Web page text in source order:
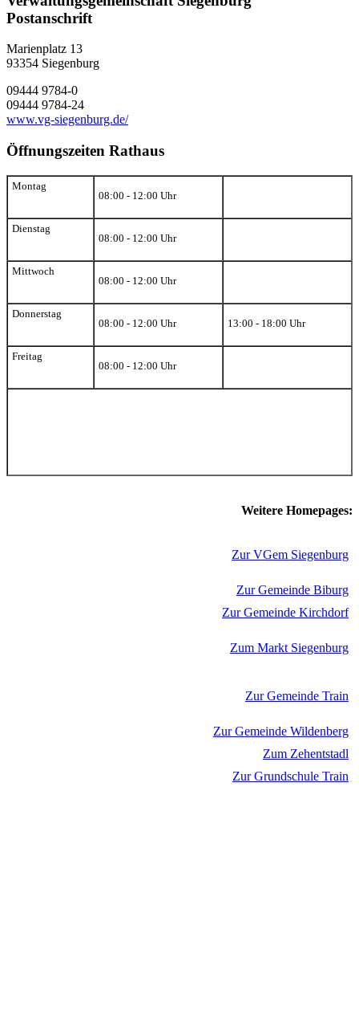
Postanschrift
Marienplatz 13
93354 Siegenburg
09444 9784-0
09444 9784-24
www.vg-siegenburg.de/
Öffnungszeiten Rathaus
Montag
08:00 - 12:00 Uhr
Dienstag
08:00 - 12:00 Uhr
Mittwoch
08:00 - 12:00 Uhr
Donnerstag
08:00 - 12:00 Uhr
13:00 - 18:00 Uhr
Freitag
08:00 - 12:00 Uhr
Weitere Homepages:
Zur VGem Siegenburg
Zur Gemeinde Biburg
Zur Gemeinde Kirchdorf
Zum Markt Siegenburg
Zur Gemeinde Train
Zur Gemeinde Wildenberg
Zum Zehentstadl
Zur Grundschule Train